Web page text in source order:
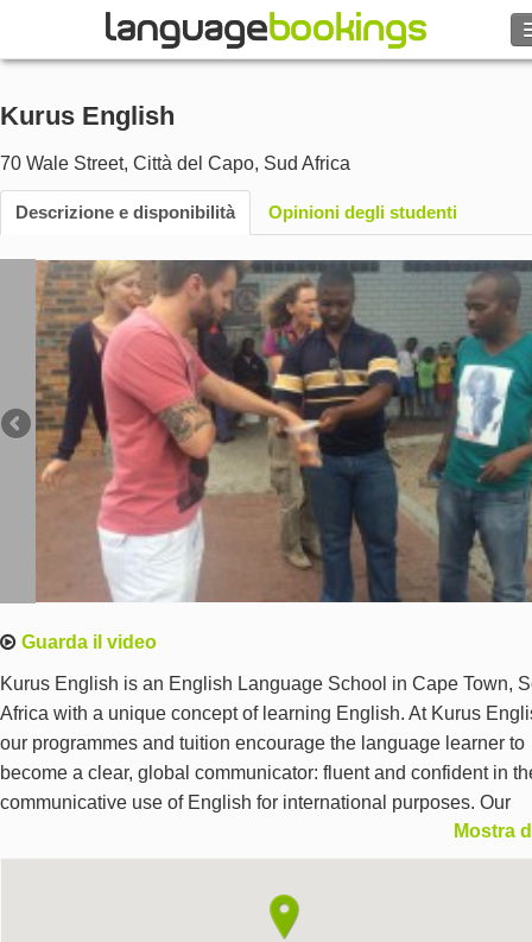
SFOGLIARE
Entra
Aiuto
Valuta
Lingua
Kurus English
70 Wale Street, Città del Capo, Sud Africa
Descrizione e disponibilità Opinioni degli studenti
Guarda il video
Kurus English is an English Language School in Cape Town,
Africa with a unique concept of learning English. At Kurus
our programmes and tuition encourage the language learner to
become a clear, global communicator: fluent and confident in
communicative use of English for international purposes. Our
significant distinction from other schools, is that in addition to
General English lessons in the morning we offer practical,
guided Language Excursions in the afternoon which give you
chance to meet the people of Cape Town and practice your
Mostra